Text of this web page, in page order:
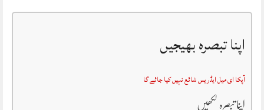
اپنا تبصرہ بھیجیں
آپکا ای میل ایڈریس شائع نہیں کیا جائے گا
اپنا تبصرہ لکھیں